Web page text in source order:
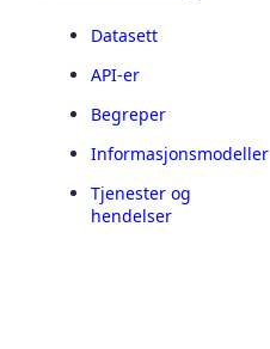
Datasett
API-er
Begreper
Informasjonsmodeller
Tjenester og
hendelser